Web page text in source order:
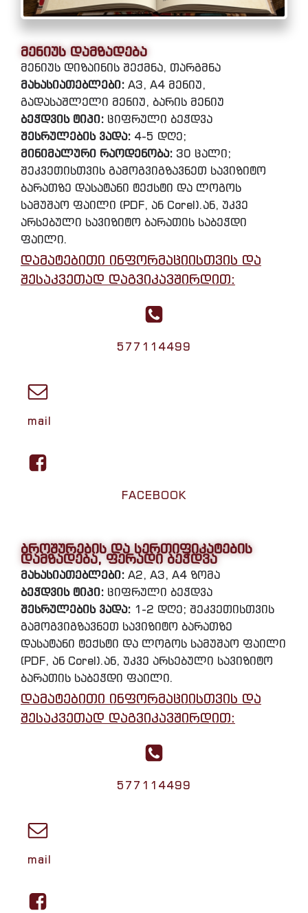
მენიუს დამზადება
მენიუს დიზაინის შექმნა, თარგმნა
მახასიათებლები: A3, A4 მენიუ,
გადასაშლელი მენიუ, ბარის მენიუ
ბეჭდვის ტიპი: ციფრული ბეჭდვა
შესრულების ვადა: 4-5 დღე;
მინიმალური რაოდენობა: 30 ცალი;
შეკვეთისთვის გამოგვიგზავნეთ სავიზიტო
ბარათზე დასატანი ტექსტი და ლოგოს
სამუშაო ფაილი (PDF, ან Corel).ან, უკვე
არსებული სავიზიტო ბარათის საბეჭდი
ფაილი.
დამატებითი ინფორმაციისთვის და
შესაკვეთად დაგვიკავშირდით:
577114499
mail
FACEBOOK
ბროშურების და სერთიფიკატების
დამზადება, ფერადი ბეჭდვა
მახასიათებლები: A2, A3, A4 ზომა
ბეჭდვის ტიპი: ციფრული ბეჭდვა
შესრულების ვადა: 1-2 დღე; შეკვეთისთვის
გამოგვიგზავნეთ სავიზიტო ბარათზე
დასატანი ტექსტი და ლოგოს სამუშაო ფაილი
(PDF, ან Corel).ან, უკვე არსებული სავიზიტო
ბარათის საბეჭდი ფაილი.
დამატებითი ინფორმაციისთვის და
შესაკვეთად დაგვიკავშირდით:
577114499
mail